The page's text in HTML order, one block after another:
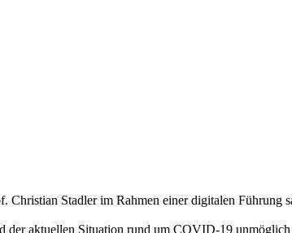
Stadler im Rahmen einer digitalen Führung
aktuellen Situation rund um COVID-19